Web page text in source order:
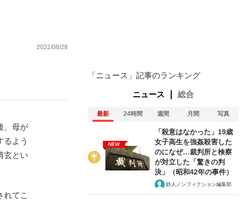
2022/08/28
、母が
るよう
玄とい
れてこ
「ニュース」記事のランキング
ニュース 総合
最新 24時間 週間 月間 写真
NEW
「殺意はなかった」19歳
女子高生を強姦殺害した
のになぜ…裁判所と検察
が対立した「驚きの判
決」（昭和42年の事件）
鉄人ノンフィクション編集部